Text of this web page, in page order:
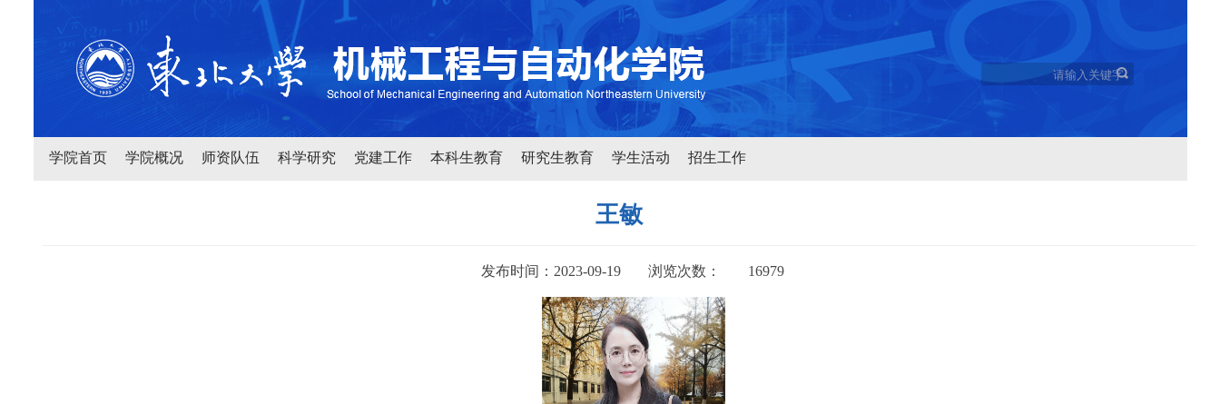
学院首页 学院概况 师资队伍 科学研究 党建工作 本科生教育 研究生教育 学生活动 招生工作
王敏
发布时间：2023-09-19 浏览次数： 16979